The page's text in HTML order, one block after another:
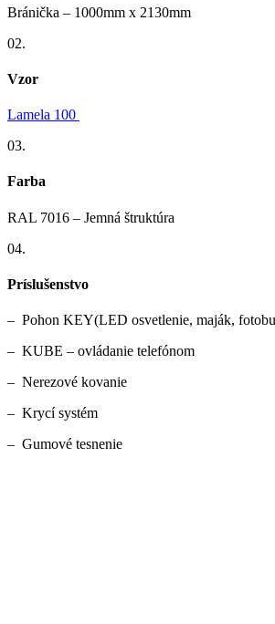
Bránička – 1000mm x 2130mm
02.
Vzor
Lamela 100
03.
Farba
RAL 7016 – Jemná štruktúra
04.
Príslušenstvo
– Pohon KEY(LED osvetlenie, maják,
– KUBE – ovládanie telefónom
– Nerezové kovanie
– Krycí systém
– Gumové tesnenie